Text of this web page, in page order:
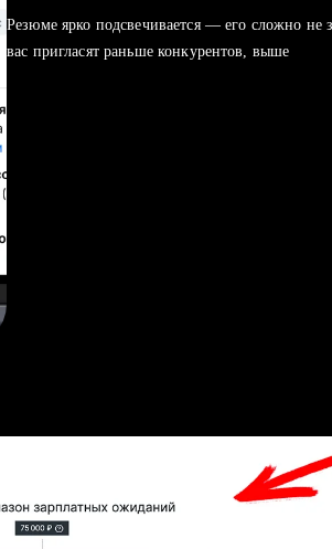
Резюме ярко подсвечивается — его сложно не
вас пригласят раньше конкурентов, выше